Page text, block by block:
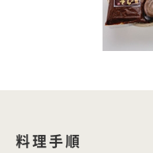
料理手順